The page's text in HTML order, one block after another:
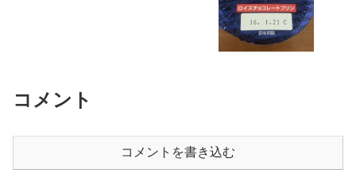
コメント
コメントを書き込む